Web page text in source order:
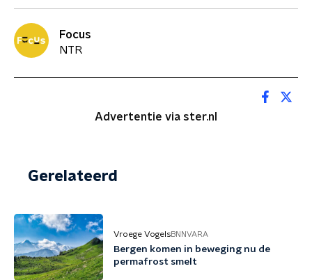
Focus
NTR
Advertentie via ster.nl
Gerelateerd
Vroege VogelsBNNVARA
Bergen komen in beweging nu de
permafrost smelt